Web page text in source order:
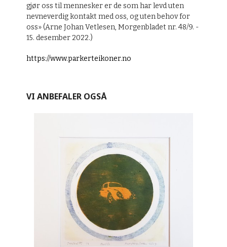
gjør oss til mennesker er de som har levd uten
nevneverdig kontakt med oss, og uten behov for
oss» (Arne Johan Vetlesen, Morgenbladet nr. 48/9. -
15. desember 2022.)
https://www.parkerteikoner.no
VI ANBEFALER OGSÅ